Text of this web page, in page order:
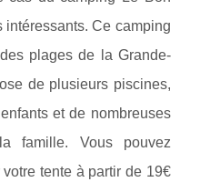
intéressants. Ce camping
plages de la Grande-
de plusieurs piscines,
et de nombreuses
famille. Vous pouvez
tente à partir de 19€